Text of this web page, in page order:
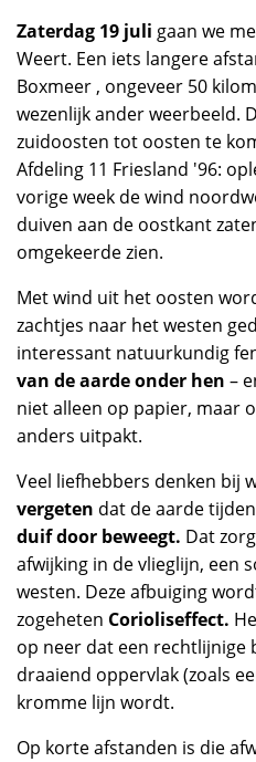
Zaterdag 19 juli gaan we
Weert. Een iets langere
Boxmeer , ongeveer 50
wezenlijk ander weerbeeld.
zuidoosten tot oosten te
Afdeling 11 Friesland '96:
vorige week de wind
duiven aan de oostkant
omgekeerde zien.
Met wind uit het oosten
zachtjes naar het westen
interessant natuurkundig
van de aarde onder hen –
niet alleen op papier, maar
anders uitpakt.
Veel liefhebbers denken bij
vergeten dat de aarde
duif door beweegt. Dat
afwijking in de vlieglijn, een
westen. Deze afbuiging
zogeheten Corioliseffect.
op neer dat een rechtlijnige
draaiend oppervlak (zoals
kromme lijn wordt.
Op korte afstanden is die